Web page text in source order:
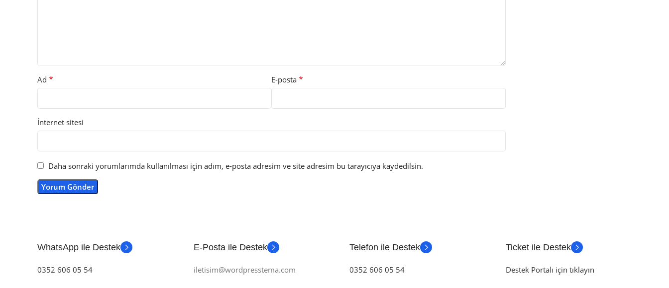
Ad * E-posta*
İnternet sitesi
Daha sonraki yorumlarımda kullanılması için adım, e-posta adresim ve site adresim bu tarayıcıya kaydedilsin.
WhatsApp ile Destek
0352 606 05 54
E-Posta ile Destek
iletisim@wordpresstema.com
Telefon ile Destek
0352 606 05 54
Ticket ile Destek
Destek Portalı için tıklayın